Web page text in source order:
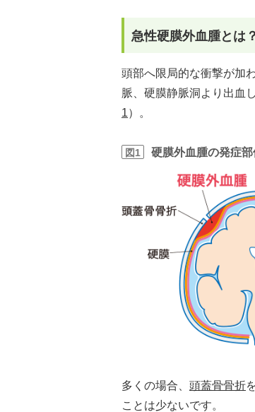
急性硬膜外血腫とは？
頭部へ限局的な衝撃が加
脈、硬膜静脈洞より出血
1）。
図1 硬膜外血腫の発症部
多くの場合、 頭蓋骨骨折
ことは少ないです。